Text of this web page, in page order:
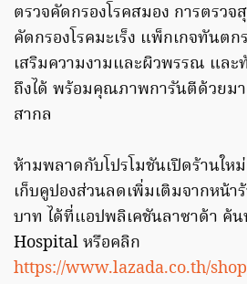
ตรวจคัดกรองโรคสมอง การตรวจ
คัดกรองโรคมะเร็ง แพ็กเกจทันตก
เสริมความงามและผิวพรรณ และ
ถึงได้ พร้อมคุณภาพการันตีด้วยม
สากล
ห้ามพลาดกับโปรโมชันเปิดร้านใ
เก็บคูปองส่วนลดเพิ่มเติมจากหน้า
บาท ได้ที่แอปพลิเคชันลาซาด้า ค้
Hospital หรือคลิก
https://www.lazada.co.th/